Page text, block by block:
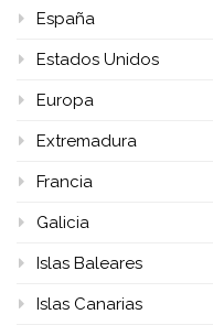
España
Estados Unidos
Europa
Extremadura
Francia
Galicia
Islas Baleares
Islas Canarias